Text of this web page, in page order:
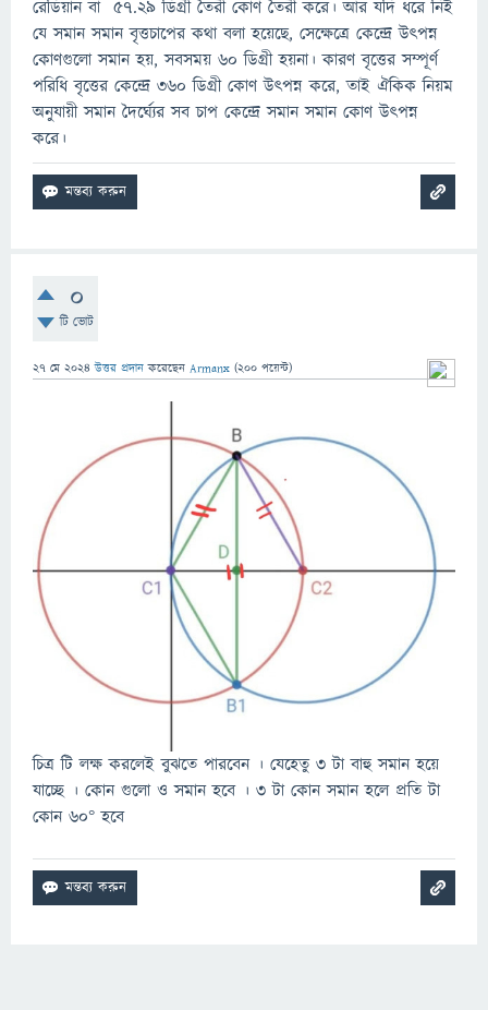
রেডিয়ান বা ৫৭.২৯ ডিগ্রী তৈরী কোণ তৈরী করে। আর যদি ধরে নিই
যে সমান সমান বৃত্তচাপের কথা বলা হয়েছে, সেক্ষেত্রে কেন্দ্রে উৎপন্ন
কোণগুলো সমান হয়, সবসময় ৬০ ডিগ্রী হয়না। কারণ বৃত্তের সম্পূর্ণ
পরিধি বৃত্তের কেন্দ্রে ৩৬০ ডিগ্রী কোণ উৎপন্ন করে, তাই ঐকিক নিয়ম
অনুযায়ী সমান দৈর্ঘ্যের সব চাপ কেন্দ্রে সমান সমান কোণ উৎপন্ন
করে।
0
টি ভোট
27 মে 2024 উত্তর প্রদান করেছেন Armanx (200 পয়েন্ট)
চিত্র টি লক্ষ করলেই বুঝতে পারবেন । যেহেতু 3 টা বাহু সমান হয়ে
যাচ্ছে । কোন গুলো ও সমান হবে । 3 টা কোন সমান হলে প্রতি টা
কোন 60° হবে